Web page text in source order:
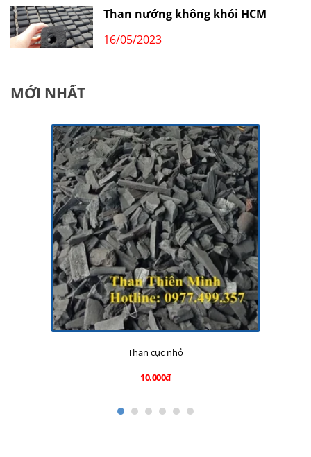
Than nướng không khói HCM
16/05/2023
MỚI NHẤT
Than cục nhỏ
10.000đ